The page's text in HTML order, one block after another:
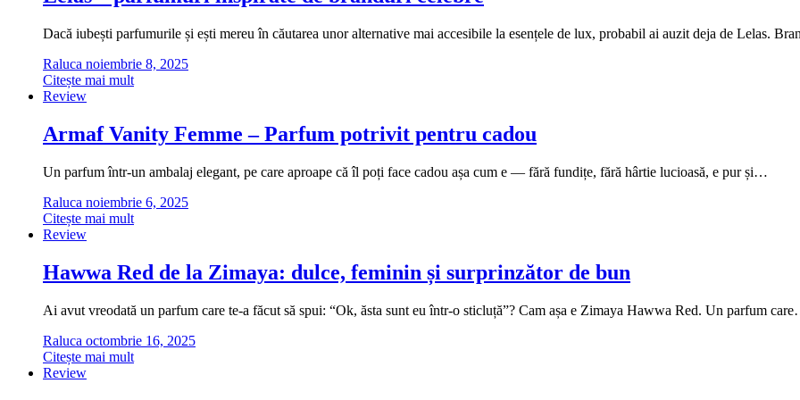
Dacă iubești parfumurile și ești mereu în căutarea unor alternative mai accesibile la esențele de lux, probabil ai auzit deja de Lelas.
Raluca noiembrie 8, 2025
Citește mai mult
Review
Armaf Vanity Femme – Parfum potrivit pentru cadou
Un parfum într-un ambalaj elegant, pe care aproape că îl poți face cadou așa cum e — fără fundițe, fără hârtie lucioasă, e pur și…
Raluca noiembrie 6, 2025
Citește mai mult
Review
Hawwa Red de la Zimaya: dulce, feminin și surprinzător de bun
Ai avut vreodată un parfum care te-a făcut să spui: “Ok, ăsta sunt eu într-o sticluță”? Cam așa e Zimaya Hawwa Red. Un parfum
Raluca octombrie 16, 2025
Citește mai mult
Review